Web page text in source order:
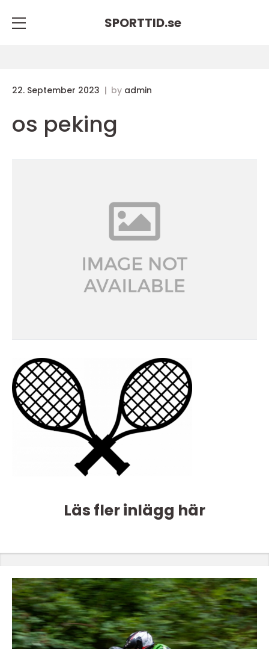
SPORTTID.se
22. September 2023 by admin
os peking
Läs fler inlägg här